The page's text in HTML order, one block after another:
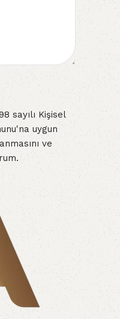
sayılı Kişisel
uygun
ve